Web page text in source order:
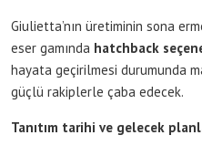
Giulietta’nın üretiminin sona
eser gamında hatchback
hayata geçirilmesi durumunda
güçlü rakiplerle çaba edecek.
Tanıtım tarihi ve gelecek